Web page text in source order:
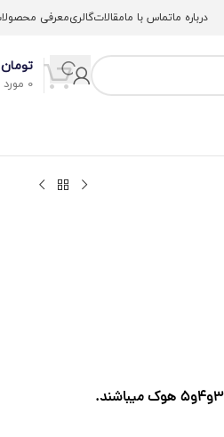
درباره ماتماس با مامقالاتگالریمعرفی
0 مورد
تومان